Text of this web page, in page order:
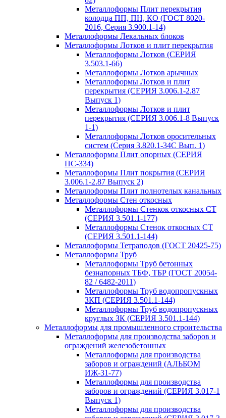
Металлоформы Плит перекрытия
колодца ПП, ПН, КО (ГОСТ 8020-
2016, Серия 3.900.1-14)
Металлоформы Лекальных блоков
Металлоформы Лотков и плит перекрытия
Металлоформы Лотков (СЕРИЯ
3.503.1-66)
Металлоформы Лотков арычных
Металлоформы Лотков и плит
перекрытия (СЕРИЯ 3.006.1-2.87
Выпуск 1)
Металлоформы Лотков и плит
перекрытия (СЕРИЯ 3.006.1-8 Выпуск
1-1)
Металлоформы Лотков оросительных
систем (Серия 3.820.1-34С Вып. 1)
Металлоформы Плит опорных (СЕРИЯ
ПС-334)
Металлоформы Плит покрытия (СЕРИЯ
3.006.1-2.87 Выпуск 2)
Металлоформы Плит полнотелых канальных
Металлоформы Стен откосных
Металлоформы Стенкок откосных СТ
(СЕРИЯ 3.501.1-177)
Металлоформы Стенок откосных СТ
(СЕРИЯ 3.501.1-144)
Металлоформы Тетраподов (ГОСТ 20425-75)
Металлоформы Труб
Металлоформы Труб бетонных
безнапорных ТБФ, ТБР (ГОСТ 20054-
82 / 6482-2011)
Металлоформы Труб водопропускных
ЗКП (СЕРИЯ 3.501.1-144)
Металлоформы Труб водопропускных
круглых ЗК (СЕРИЯ 3.501.1-144)
Металлоформы для промышленного строительства
Металлоформы для производства заборов и
ограждений железобетонных
Металлоформы для производства
заборов и ограждений (АЛЬБОМ
ИЖ-31-77)
Металлоформы для производства
заборов и ограждений (СЕРИЯ 3.017-1
Выпуск 1)
Металлоформы для производства